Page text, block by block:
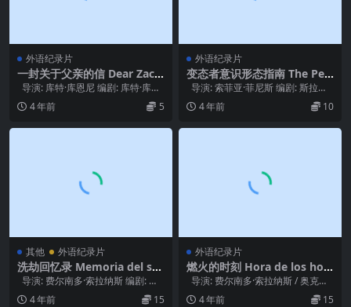
外语纪录片
一封关于父亲的信 Dear Zach
ary: A Letter to a Son Abou
t His Father (2008)
导演: 库特·库恩尼 编剧: 库特·库恩
尼 主演: Kurt Ku...
4 年前 5
外语纪录片
变态者意识形态指南 The Per
vert’s Guide to Ideology (2
012)
导演: 索菲亚·菲尼斯 编剧: 斯拉沃
热·齐泽克 主演: 斯拉沃热...
4 年前 10
其他 外语纪录片
洗劫回忆录 Memoria del sa
queo (2004)
导演: 费尔南多·索拉纳斯 编剧: 费
尔南多·索拉纳斯 主演: 米...
4 年前 15
外语纪录片
燃火的时刻 Hora de los hor
nos (1968)
导演: 费尔南多·索拉纳斯 / 奥克塔
维奥·赫蒂诺 编剧: 奥克塔...
4 年前 15